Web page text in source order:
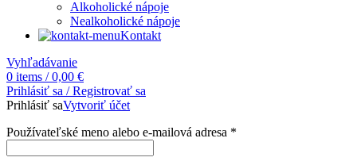
Alkoholické nápoje
Nealkoholické nápoje
Kontakt
Vyhľadávanie
0 items / 0,00 €
Prihlásiť sa / Registrovať sa
Prihlásiť saVytvoriť účet
Používateľské meno alebo e-mailová adresa *